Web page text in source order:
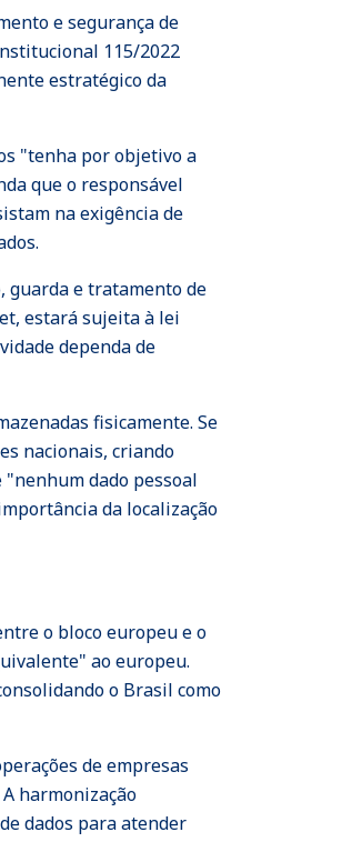
e segurança de
115/2022
estratégico da
"tenha por objetivo a
que o responsável
na exigência de
guarda e tratamento de
estará sujeita à lei
dependa de
fisicamente. Se
nacionais, criando
dado pessoal
da localização
o bloco europeu e o
ao europeu.
o Brasil como
de empresas
harmonização
dados para atender